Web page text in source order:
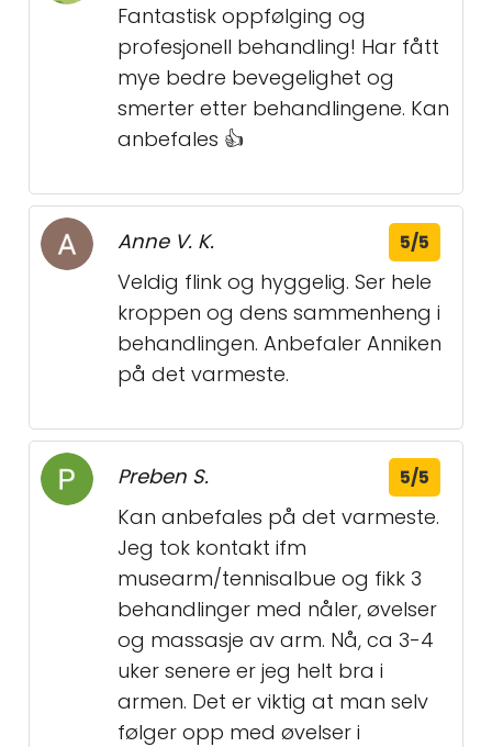
Fantastisk oppfølging og
profesjonell behandling! Har fått
mye bedre bevegelighet og
smerter etter behandlingene. Kan
anbefales 👍
Anne V. K. 5/5
Veldig flink og hyggelig. Ser hele
kroppen og dens sammenheng i
behandlingen. Anbefaler Anniken
på det varmeste.
Preben S. 5/5
Kan anbefales på det varmeste.
Jeg tok kontakt ifm
musearm/tennisalbue og fikk 3
behandlinger med nåler, øvelser
og massasje av arm. Nå, ca 3-4
uker senere er jeg helt bra i
armen. Det er viktig at man selv
følger opp med øvelser i